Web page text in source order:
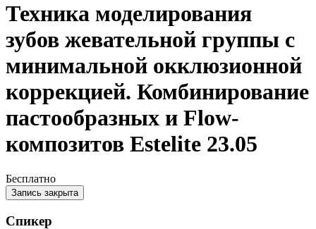
Техника моделирования
зубов жевательной группы с
минимальной окклюзионной
коррекцией. Комбинирование
пастообразных и Flow-
композитов Estelite 23.05
Бесплатно
Запись закрыта
Спикер